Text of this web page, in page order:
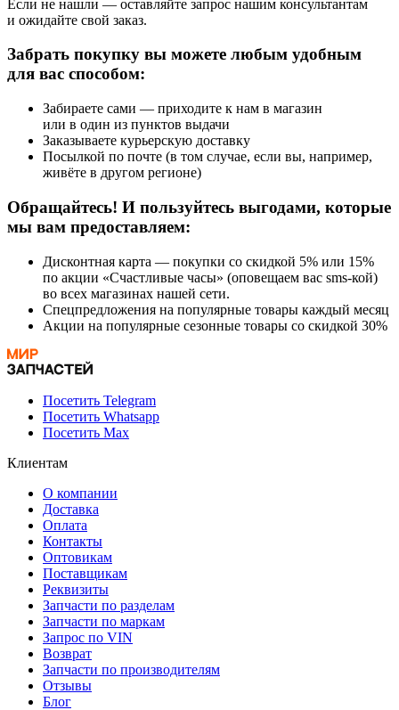
Если не нашли — оставляйте запрос нашим консультантам
и ожидайте свой заказ.
Забрать покупку вы можете любым удобным
для вас способом:
Забираете сами — приходите к нам в магазин
или в один из пунктов выдачи
Заказываете курьерскую доставку
Посылкой по почте (в том случае, если вы, например,
живёте в другом регионе)
Обращайтесь! И пользуйтесь выгодами, которые
мы вам предоставляем:
Дисконтная карта — покупки со скидкой 5% или 15%
по акции «Счастливые часы» (оповещаем вас sms-кой)
во всех магазинах нашей сети.
Спецпредложения на популярные товары каждый месяц
Акции на популярные сезонные товары со скидкой 30%
Посетить Telegram
Посетить Whatsapp
Посетить Max
Клиентам
О компании
Доставка
Оплата
Контакты
Оптовикам
Поставщикам
Реквизиты
Запчасти по разделам
Запчасти по маркам
Запрос по VIN
Возврат
Запчасти по производителям
Отзывы
Блог